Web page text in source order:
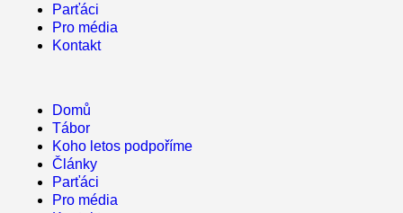
Parťáci
Pro média
Kontakt
Domů
Tábor
Koho letos podpoříme
Články
Parťáci
Pro média